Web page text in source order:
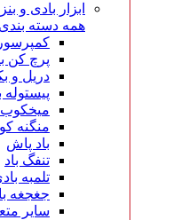
ابزار بادی و
همه دسته
کمپرسور
پرچ کن
دریل و
پیستوله
میخکوب
منگنه
باد پاش
تنفگ باد
تلمبه
جغجغه
سایر